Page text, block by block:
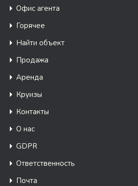
Офис агента
Горячее
Найти объект
Продажа
Аренда
Круизы
Контакты
О нас
GDPR
Ответственность
Почта